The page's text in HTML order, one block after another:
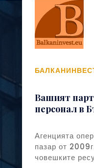
Вашият
персонал в
Агенцията
пазар от
човешките